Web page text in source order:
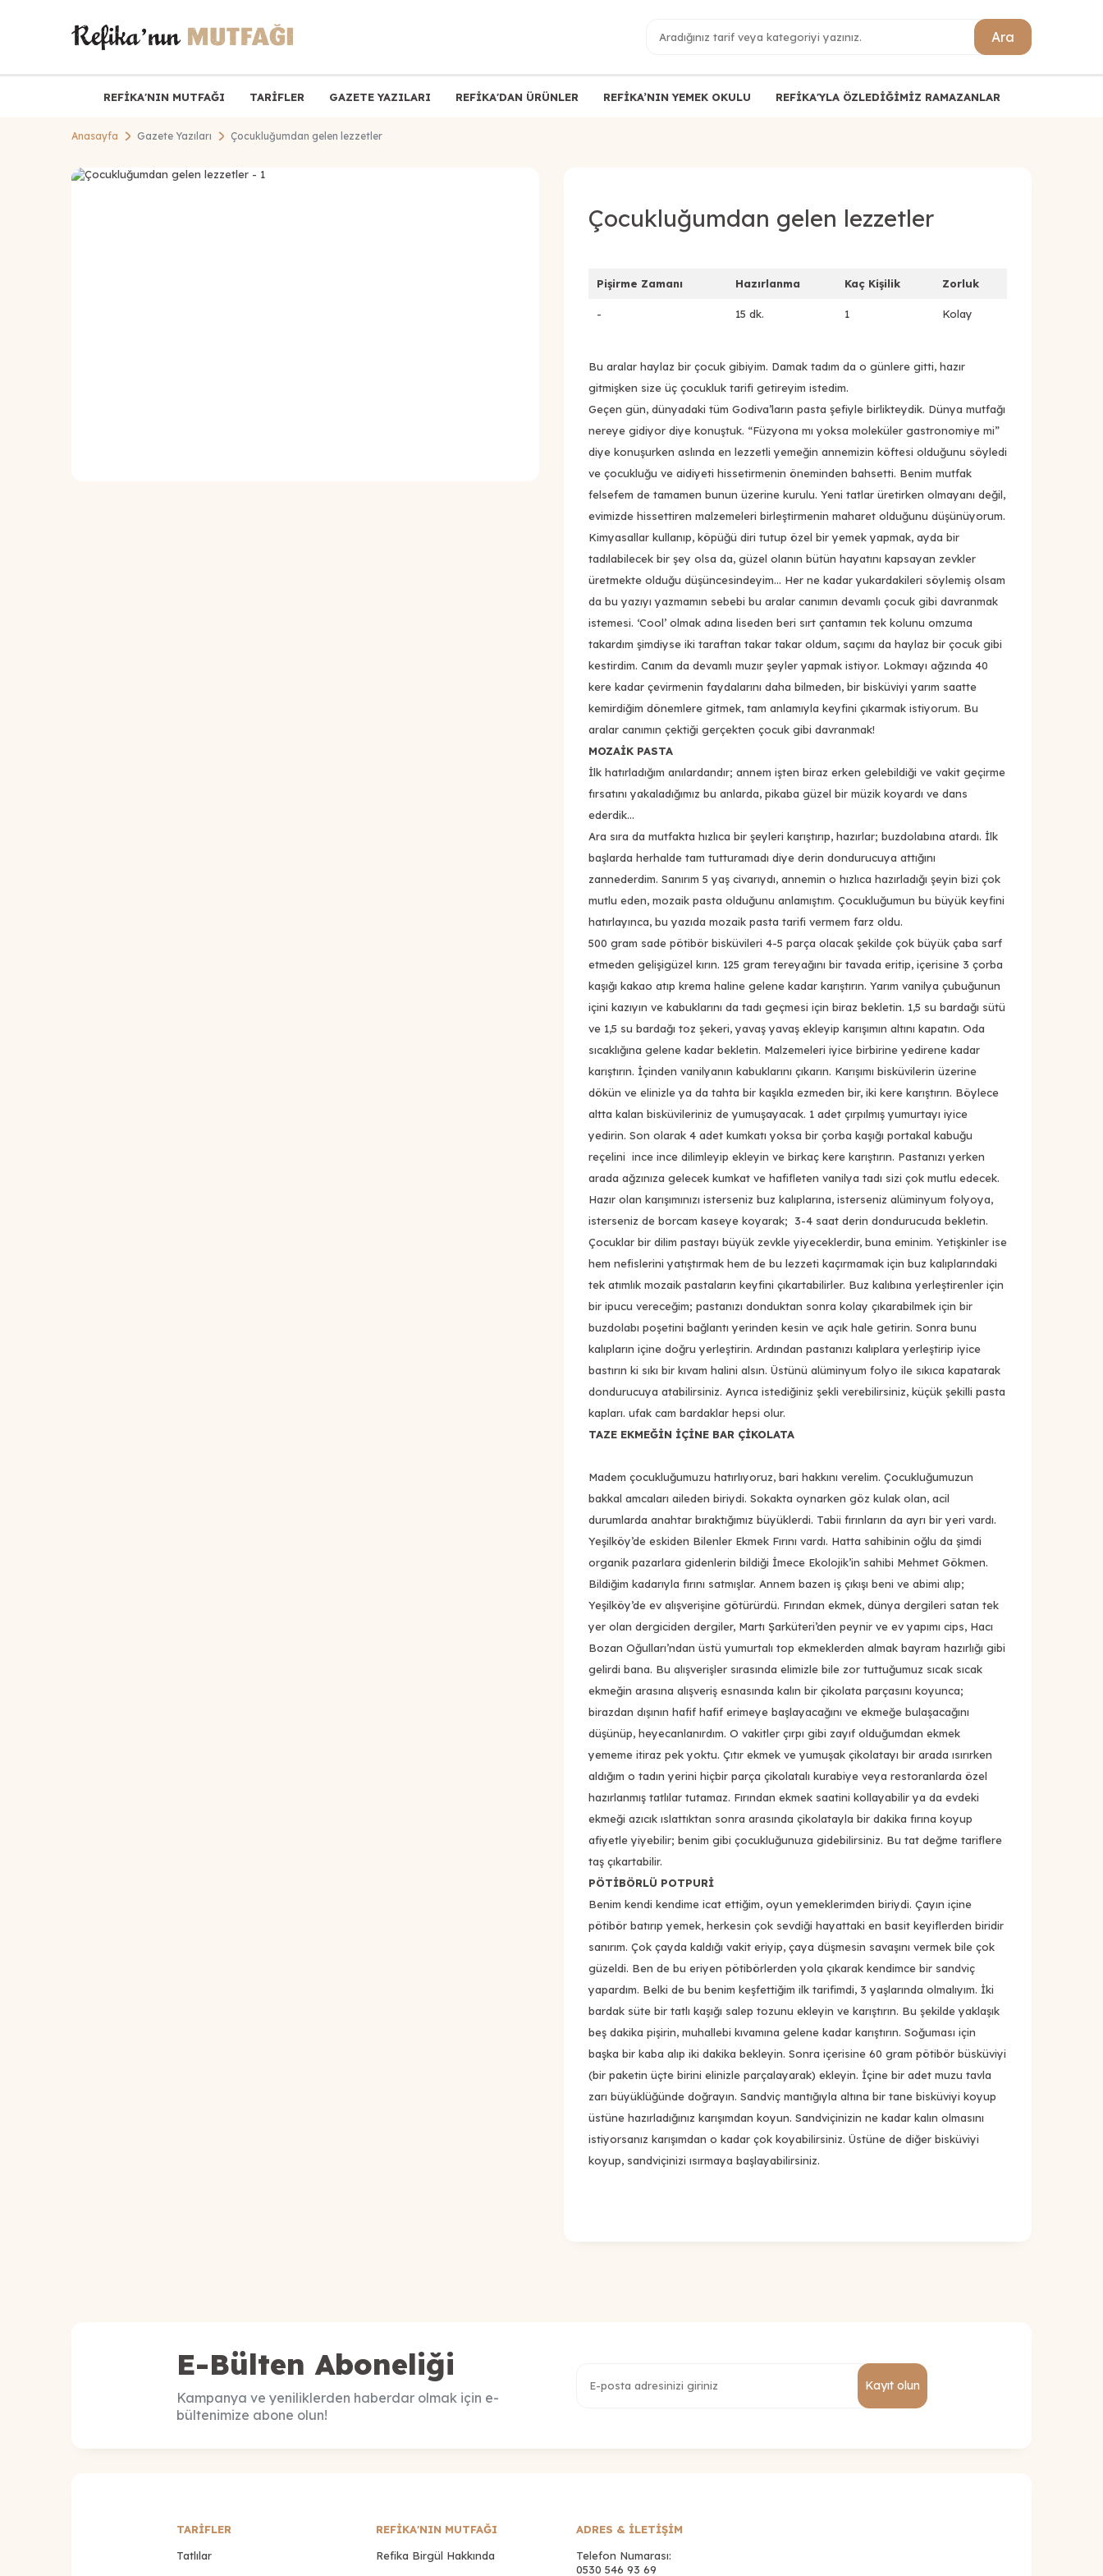
Ara
REFİKA'NIN MUTFAĞI TARİFLER GAZETE YAZILARI REFİKA'DAN ÜRÜNLER REFİKA’NIN YEMEK OKULU REFİKA'YLA ÖZLEDİĞİMİZ RAMAZANLAR
Anasayfa Gazete Yazıları Çocukluğumdan gelen lezzetler
Çocukluğumdan gelen lezzetler
Pişirme Zamanı Hazırlanma Kaç Kişilik Zorluk
- 15 dk. 1 Kolay
Bu aralar haylaz bir çocuk gibiyim. Damak tadım da o günlere gitti, hazır
gitmişken size üç çocukluk tarifi getireyim istedim.
Geçen gün, dünyadaki tüm Godiva’ların pasta şefiyle birlikteydik. Dünya mutfağı
nereye gidiyor diye konuştuk. “Füzyona mı yoksa moleküler gastronomiye mi”
diye konuşurken aslında en lezzetli yemeğin annemizin köftesi olduğunu söyledi
ve çocukluğu ve aidiyeti hissetirmenin öneminden bahsetti. Benim mutfak
felsefem de tamamen bunun üzerine kurulu. Yeni tatlar üretirken olmayanı değil,
evimizde hissettiren malzemeleri birleştirmenin maharet olduğunu düşünüyorum.
Kimyasallar kullanıp, köpüğü diri tutup özel bir yemek yapmak, ayda bir
tadılabilecek bir şey olsa da, güzel olanın bütün hayatını kapsayan zevkler
üretmekte olduğu düşüncesindeyim... Her ne kadar yukardakileri söylemiş olsam
da bu yazıyı yazmamın sebebi bu aralar canımın devamlı çocuk gibi davranmak
istemesi. ‘Cool’ olmak adına liseden beri sırt çantamın tek kolunu omzuma
takardım şimdiyse iki taraftan takar takar oldum, saçımı da haylaz bir çocuk gibi
kestirdim. Canım da devamlı muzır şeyler yapmak istiyor. Lokmayı ağzında 40
kere kadar çevirmenin faydalarını daha bilmeden, bir bisküviyi yarım saatte
kemirdiğim dönemlere gitmek, tam anlamıyla keyfini çıkarmak istiyorum. Bu
aralar canımın çektiği gerçekten çocuk gibi davranmak!
MOZAİK PASTA
İlk hatırladığım anılardandır; annem işten biraz erken gelebildiği ve vakit geçirme
fırsatını yakaladığımız bu anlarda, pikaba güzel bir müzik koyardı ve dans
ederdik...
Ara sıra da mutfakta hızlıca bir şeyleri karıştırıp, hazırlar; buzdolabına atardı. İlk
başlarda herhalde tam tutturamadı diye derin dondurucuya attığını
zannederdim. Sanırım 5 yaş civarıydı, annemin o hızlıca hazırladığı şeyin bizi çok
mutlu eden, mozaik pasta olduğunu anlamıştım. Çocukluğumun bu büyük keyfini
hatırlayınca, bu yazıda mozaik pasta tarifi vermem farz oldu.
500 gram sade pötibör bisküvileri 4-5 parça olacak şekilde çok büyük çaba sarf
etmeden gelişigüzel kırın. 125 gram tereyağını bir tavada eritip, içerisine 3 çorba
kaşığı kakao atıp krema haline gelene kadar karıştırın. Yarım vanilya çubuğunun
içini kazıyın ve kabuklarını da tadı geçmesi için biraz bekletin. 1,5 su bardağı sütü
ve 1,5 su bardağı toz şekeri, yavaş yavaş ekleyip karışımın altını kapatın. Oda
sıcaklığına gelene kadar bekletin. Malzemeleri iyice birbirine yedirene kadar
karıştırın. İçinden vanilyanın kabuklarını çıkarın. Karışımı bisküvilerin üzerine
dökün ve elinizle ya da tahta bir kaşıkla ezmeden bir, iki kere karıştırın. Böylece
altta kalan bisküvileriniz de yumuşayacak. 1 adet çırpılmış yumurtayı iyice
yedirin. Son olarak 4 adet kumkatı yoksa bir çorba kaşığı portakal kabuğu
reçelini ince ince dilimleyip ekleyin ve birkaç kere karıştırın. Pastanızı yerken
arada ağzınıza gelecek kumkat ve hafifleten vanilya tadı sizi çok mutlu edecek.
Hazır olan karışımınızı isterseniz buz kalıplarına, isterseniz alüminyum folyoya,
isterseniz de borcam kaseye koyarak; 3-4 saat derin dondurucuda bekletin.
Çocuklar bir dilim pastayı büyük zevkle yiyeceklerdir, buna eminim. Yetişkinler ise
hem nefislerini yatıştırmak hem de bu lezzeti kaçırmamak için buz kalıplarındaki
tek atımlık mozaik pastaların keyfini çıkartabilirler. Buz kalıbına yerleştirenler için
bir ipucu vereceğim; pastanızı donduktan sonra kolay çıkarabilmek için bir
buzdolabı poşetini bağlantı yerinden kesin ve açık hale getirin. Sonra bunu
kalıpların içine doğru yerleştirin. Ardından pastanızı kalıplara yerleştirip iyice
bastırın ki sıkı bir kıvam halini alsın. Üstünü alüminyum folyo ile sıkıca kapatarak
dondurucuya atabilirsiniz. Ayrıca istediğiniz şekli verebilirsiniz, küçük şekilli pasta
kapları. ufak cam bardaklar hepsi olur.
TAZE EKMEĞİN İÇİNE BAR ÇİKOLATA
Madem çocukluğumuzu hatırlıyoruz, bari hakkını verelim. Çocukluğumuzun
bakkal amcaları aileden biriydi. Sokakta oynarken göz kulak olan, acil
durumlarda anahtar bıraktığımız büyüklerdi. Tabii fırınların da ayrı bir yeri vardı.
Yeşilköy’de eskiden Bilenler Ekmek Fırını vardı. Hatta sahibinin oğlu da şimdi
organik pazarlara gidenlerin bildiği İmece Ekolojik’in sahibi Mehmet Gökmen.
Bildiğim kadarıyla fırını satmışlar. Annem bazen iş çıkışı beni ve abimi alıp;
Yeşilköy’de ev alışverişine götürürdü. Fırından ekmek, dünya dergileri satan tek
yer olan dergiciden dergiler, Martı Şarküteri’den peynir ve ev yapımı cips, Hacı
Bozan Oğulları’ndan üstü yumurtalı top ekmeklerden almak bayram hazırlığı gibi
gelirdi bana. Bu alışverişler sırasında elimizle bile zor tuttuğumuz sıcak sıcak
ekmeğin arasına alışveriş esnasında kalın bir çikolata parçasını koyunca;
birazdan dışının hafif hafif erimeye başlayacağını ve ekmeğe bulaşacağını
düşünüp, heyecanlanırdım. O vakitler çırpı gibi zayıf olduğumdan ekmek
yememe itiraz pek yoktu. Çıtır ekmek ve yumuşak çikolatayı bir arada ısırırken
aldığım o tadın yerini hiçbir parça çikolatalı kurabiye veya restoranlarda özel
hazırlanmış tatlılar tutamaz. Fırından ekmek saatini kollayabilir ya da evdeki
ekmeği azıcık ıslattıktan sonra arasında çikolatayla bir dakika fırına koyup
afiyetle yiyebilir; benim gibi çocukluğunuza gidebilirsiniz. Bu tat değme tariflere
taş çıkartabilir.
PÖTİBÖRLÜ POTPURİ
Benim kendi kendime icat ettiğim, oyun yemeklerimden biriydi. Çayın içine
pötibör batırıp yemek, herkesin çok sevdiği hayattaki en basit keyiflerden biridir
sanırım. Çok çayda kaldığı vakit eriyip, çaya düşmesin savaşını vermek bile çok
güzeldi. Ben de bu eriyen pötibörlerden yola çıkarak kendimce bir sandviç
yapardım. Belki de bu benim keşfettiğim ilk tarifimdi, 3 yaşlarında olmalıyım. İki
bardak süte bir tatlı kaşığı salep tozunu ekleyin ve karıştırın. Bu şekilde yaklaşık
beş dakika pişirin, muhallebi kıvamına gelene kadar karıştırın. Soğuması için
başka bir kaba alıp iki dakika bekleyin. Sonra içerisine 60 gram pötibör büsküviyi
(bir paketin üçte birini elinizle parçalayarak) ekleyin. İçine bir adet muzu tavla
zarı büyüklüğünde doğrayın. Sandviç mantığıyla altına bir tane bisküviyi koyup
üstüne hazırladığınız karışımdan koyun. Sandviçinizin ne kadar kalın olmasını
istiyorsanız karışımdan o kadar çok koyabilirsiniz. Üstüne de diğer bisküviyi
koyup, sandviçinizi ısırmaya başlayabilirsiniz.
E-Bülten Aboneliği
Kampanya ve yeniliklerden haberdar olmak için e-
bültenimize abone olun!
Kayıt olun
TARİFLER
Tatlılar
REFİKA'NIN MUTFAĞI
Refika Birgül Hakkında
ADRES & İLETIŞIM
Telefon Numarası:
0530 546 93 69